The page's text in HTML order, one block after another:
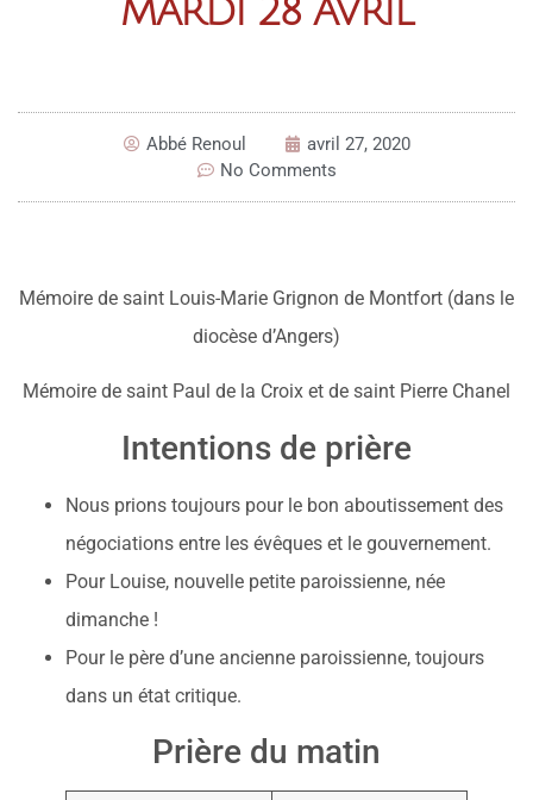
MARDI 28 AVRIL
Abbé Renoul
avril 27, 2020
No Comments
Mémoire de saint Louis-Marie Grignon de Montfort (dans le
diocèse d’Angers)
Mémoire de saint Paul de la Croix et de saint Pierre Chanel
Intentions de prière
Nous prions toujours pour le bon aboutissement des
négociations entre les évêques et le gouvernement.
Pour Louise, nouvelle petite paroissienne, née
dimanche !
Pour le père d’une ancienne paroissienne, toujours
dans un état critique.
Prière du matin